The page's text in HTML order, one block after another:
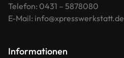
Telefon: 0431 – 5878080
E-Mail: info@xpresswerkstatt.de
Informationen